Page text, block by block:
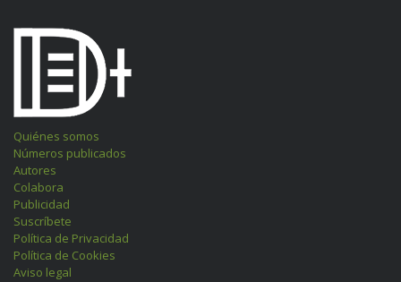
Quiénes somos
Números publicados
Autores
Colabora
Publicidad
Suscríbete
Política de Privacidad
Política de Cookies
Aviso legal